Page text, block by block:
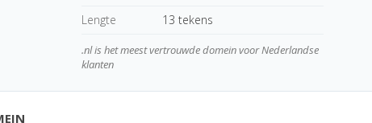
Lengte
13 tekens
.nl is het meest vertrouwde domein voor Nederlandse
klanten